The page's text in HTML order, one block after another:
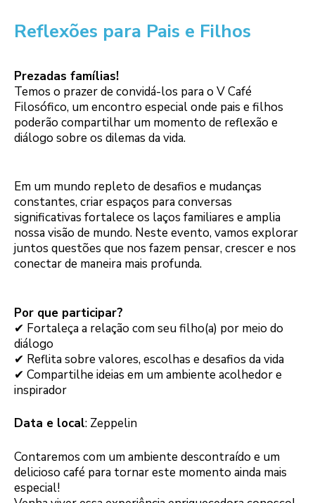
Reflexões para Pais e Filhos
Prezadas famílias!
Temos o prazer de convidá-los para o V Café
Filosófico, um encontro especial onde pais e filhos
poderão compartilhar um momento de reflexão e
diálogo sobre os dilemas da vida.
Em um mundo repleto de desafios e mudanças
constantes, criar espaços para conversas
significativas fortalece os laços familiares e amplia
nossa visão de mundo. Neste evento, vamos explorar
juntos questões que nos fazem pensar, crescer e nos
conectar de maneira mais profunda.
Por que participar?
✔ Fortaleça a relação com seu filho(a) por meio do
diálogo
✔ Reflita sobre valores, escolhas e desafios da vida
✔ Compartilhe ideias em um ambiente acolhedor e
inspirador
Data e local: Zeppelin
Contaremos com um ambiente descontraído e um
delicioso café para tornar este momento ainda mais
especial!